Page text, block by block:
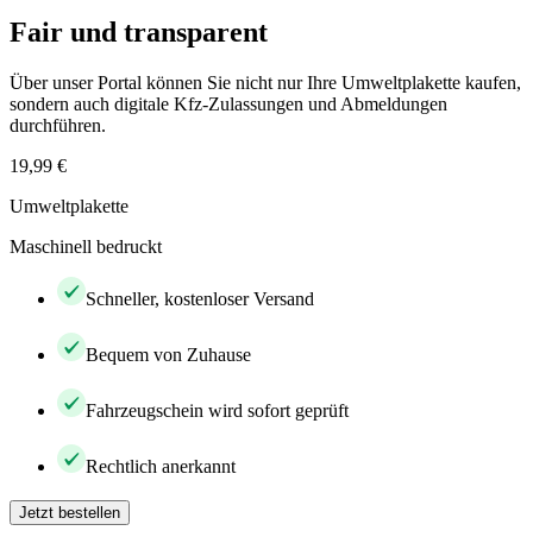
Fair und transparent
Über unser Portal können Sie nicht nur Ihre Umweltplakette kaufen,
sondern auch digitale Kfz-Zulassungen und Abmeldungen
durchführen.
19,99 €
Umweltplakette
Maschinell bedruckt
Schneller, kostenloser Versand
Bequem von Zuhause
Fahrzeugschein wird sofort geprüft
Rechtlich anerkannt
Jetzt bestellen